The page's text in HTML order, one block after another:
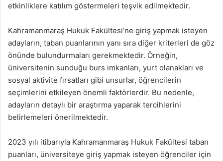
etkinliklere katılım göstermeleri teşvik edilmektedir.
Kahramanmaraş Hukuk Fakültesi’ne giriş yapmak isteyen
adayların, taban puanlarının yanı sıra diğer kriterleri de göz
önünde bulundurmaları gerekmektedir. Örneğin,
üniversitenin sunduğu burs imkanları, yurt olanakları ve
sosyal aktivite fırsatları gibi unsurlar, öğrencilerin
seçimlerini etkileyen önemli faktörlerdir. Bu nedenle,
adayların detaylı bir araştırma yaparak tercihlerini
belirlemeleri önerilmektedir.
2023 yılı itibarıyla Kahramanmaraş Hukuk Fakültesi taban
puanları, üniversiteye giriş yapmak isteyen öğrenciler için